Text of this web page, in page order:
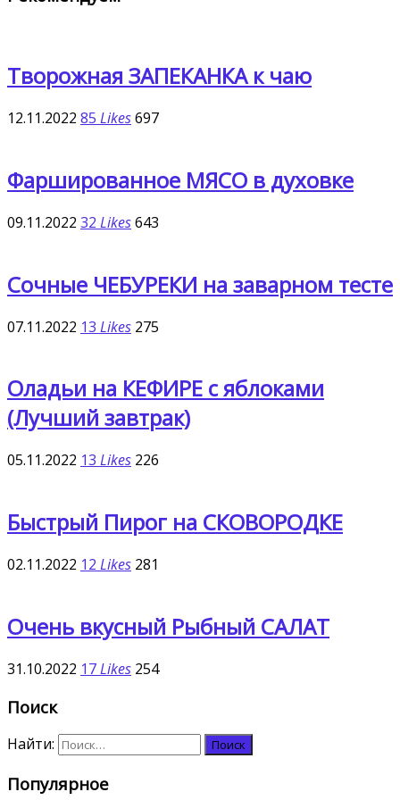
Творожная ЗАПЕКАНКА к чаю
12.11.2022 85 Likes697
Фаршированное МЯСО в духовке
09.11.2022 32 Likes643
Сочные ЧЕБУРЕКИ на заварном тесте
07.11.2022 13 Likes 275
Оладьи на КЕФИРЕ с яблоками
(Лучший завтрак)
05.11.2022 13 Likes 226
Быстрый Пирог на СКОВОРОДКЕ
02.11.2022 12 Likes 281
Очень вкусный Рыбный САЛАТ
31.10.2022 17Likes 254
Поиск
Найти:
Популярное